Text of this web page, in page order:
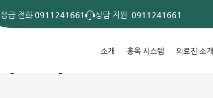
응급 전화 0911241661 상담 지원 0911241661
소개 홍옥 시스템 의료진 소개